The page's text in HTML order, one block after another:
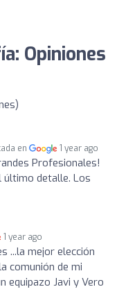
Opiniones
en 1 year ago
Profesionales!
detalle. Los
1 year ago
...la mejor elección
comunión de mi
equipazo Javi y Vero